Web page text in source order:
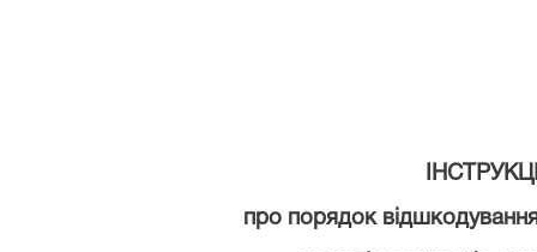
про порядок